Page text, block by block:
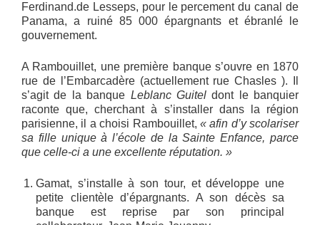
Ferdinand.de Lesseps, pour le percement du canal de
Panama, a ruiné 85 000 épargnants et ébranlé le
gouvernement.
A Rambouillet, une première banque s’ouvre en 1870
rue de l’Embarcadère (actuellement rue Chasles ). Il
s’agit de la banque Leblanc Guiteldont le banquier
raconte que, cherchant à s’installer dans la région
parisienne, il a choisi Rambouillet, « afin d’y scolariser
sa fille unique à l’école de la Sainte Enfance, parce
que celle-ci a une excellente réputation. »
Gamat, s’installe à son tour, et développe une
petite clientèle d’épargnants. A son décès sa
banque est reprise par son principal